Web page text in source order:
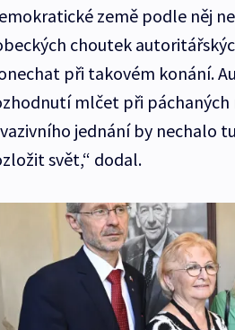
země podle něj
choutek
při takovém konání.
mlčet při
jednání by nechalo
svět,“ dodal.